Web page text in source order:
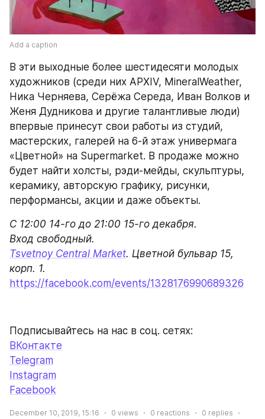
Add a caption
В эти выходные более шестидесяти молодых
художников (среди них АРХIV, MineralWeather,
Ника Черняева, Серёжа Середа, Иван Волков и
Женя Дудникова и другие талантливые люди)
впервые принесут свои работы из студий,
мастерских, галерей на 6-й этаж универмага
«Цветной» на Supermarket. В продаже можно
будет найти холсты, рэди-мейды, скульптуры,
керамику, авторскую графику, рисунки,
перформансы, акции и даже объекты.
С 12:00 14-го до 21:00 15-го декабря.
Tsvetnoy Central Market. Цветной бульвар 15,
https://facebook.com/events/1328176990689326
Подписывайтесь на нас в соц. сетях:
ВКонтакте
Telegram
Instagram
Facebook
December 10, 2019, 15:16 0 views 0 reactions 0 replies